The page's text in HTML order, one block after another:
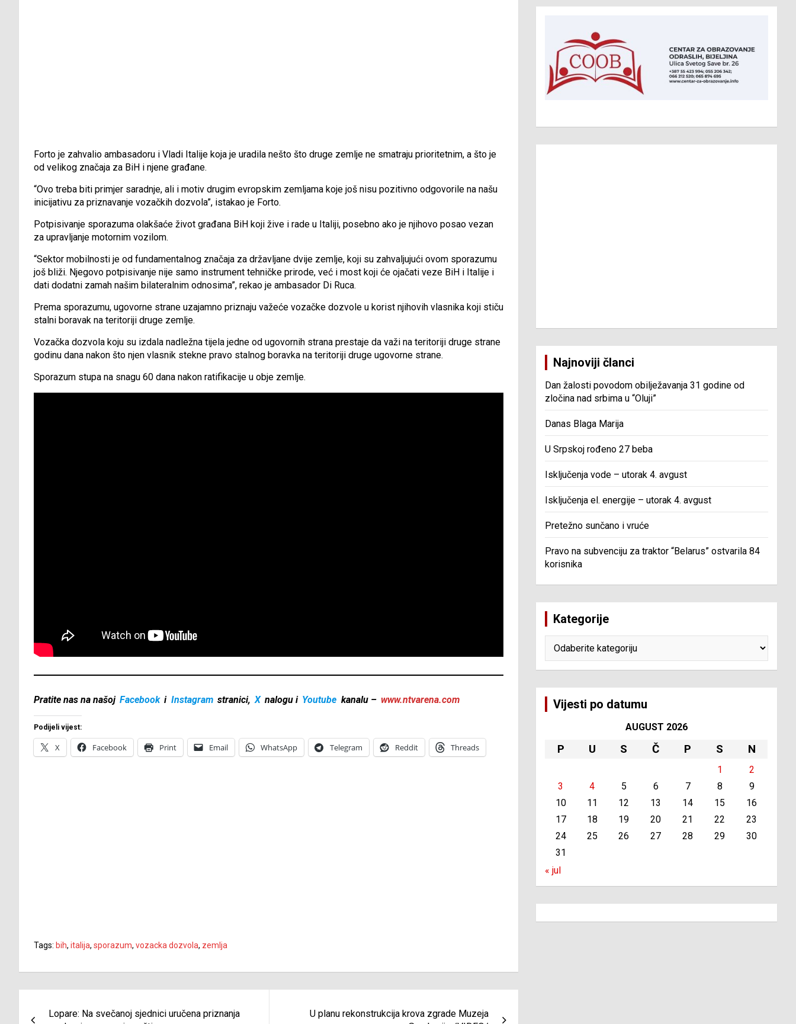
Forto je zahvalio ambasadoru i Vladi Italije koja je uradila nešto što druge zemlje ne smatraju prioritetnim, a što je
od velikog značaja za BiH i njene građane.
“Ovo treba biti primjer saradnje, ali i motiv drugim evropskim zemljama koje još nisu pozitivno odgovorile na našu
inicijativu za priznavanje vozačkih dozvola”, istakao je Forto.
Potpisivanje sporazuma olakšaće život građana BiH koji žive i rade u Italiji, posebno ako je njihovo posao vezan
za upravljanje motornim vozilom.
“Sektor mobilnosti je od fundamentalnog značaja za državljane dvije zemlje, koji su zahvaljujući ovom sporazumu
još bliži. Njegovo potpisivanje nije samo instrument tehničke prirode, već i most koji će ojačati veze BiH i Italije i
dati dodatni zamah našim bilateralnim odnosima”, rekao je ambasador Di Ruca.
Prema sporazumu, ugovorne strane uzajamno priznaju važeće vozačke dozvole u korist njihovih vlasnika koji stiču
stalni boravak na teritoriji druge zemlje.
Vozačka dozvola koju su izdala nadležna tijela jedne od ugovornih strana prestaje da važi na teritoriji druge strane
godinu dana nakon što njen vlasnik stekne pravo stalnog boravka na teritoriji druge ugovorne strane.
Sporazum stupa na snagu 60 dana nakon ratifikacije u obje zemlje.
Pratite nas na našoj Facebook i Instagram stranici, X nalogu i Youtube kanalu – www.ntvarena.com
Podijeli vijest:
X Facebook Print Email WhatsApp Telegram Reddit Threads
Tags: bih, italija, sporazum, vozacka dozvola, zemlja
Lopare: Na svečanoj sjednici uručena priznanja
U planu rekonstrukcija krova zgrade Muzeja
Najnoviji članci
Dan žalosti povodom obilježavanja 31 godine od
zločina nad srbima u “Oluji”
Danas Blaga Marija
U Srpskoj rođeno 27 beba
Isključenja vode – utorak 4. avgust
Isključenja el. energije – utorak 4. avgust
Pretežno sunčano i vruće
Pravo na subvenciju za traktor “Belarus” ostvarila 84
korisnika
Kategorije
Vijesti po datumu
AUGUST 2026
P U S Č P S N
1
2
3
4 5 6 7 8
9
10
11 12 13 14 15
16
17
18 19 20 21 22
23
24
25 26 27 28 29
30
31
« jul